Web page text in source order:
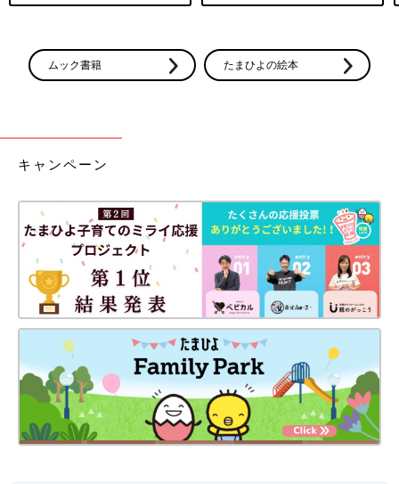
ムック書籍 たまひよの絵本
キャンペーン